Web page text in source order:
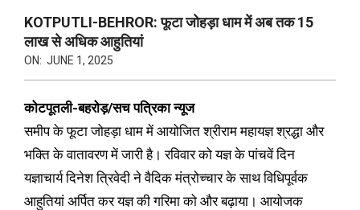
KOTPUTLI-BEHROR: फूटा जोहड़ा धाम में अब तक 15
लाख से अधिक आहुतियां
ON: JUNE 1, 2025
कोटपूतली-बहरोड़/सच पत्रिका न्यूज
समीप के फूटा जोहड़ा धाम में आयोजित श्रीराम महायज्ञ श्रद्धा और
भक्ति के वातावरण में जारी है। रविवार को यज्ञ के पांचवें दिन
यज्ञाचार्य दिनेश त्रिवेदी ने वैदिक मंत्रोच्चार के साथ विधिपूर्वक
आहुतियां अर्पित कर यज्ञ की गरिमा को और बढ़ाया। आयोजक